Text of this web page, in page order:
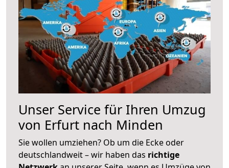
Unser Service für Ihren Umzug
von Erfurt nach Minden
Sie wollen umziehen? Ob um die Ecke oder
deutschlandweit – wir haben das richtige